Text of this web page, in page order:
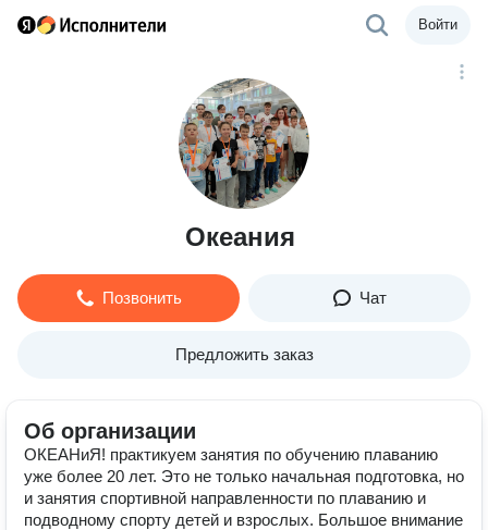
Войти
Океания
Позвонить Чат
Предложить заказ
Об организации
ОКЕАНиЯ! практикуем занятия по обучению плаванию
уже более 20 лет. Это не только начальная подготовка, но
и занятия спортивной направленности по плаванию и
подводному спорту детей и взрослых. Большое внимание